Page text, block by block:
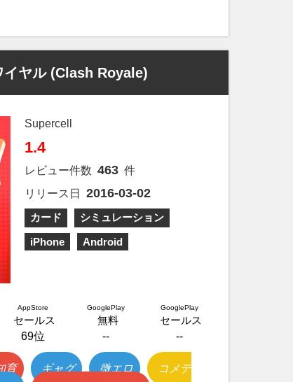
イヤル (Clash Royale)
Supercell
1.4
レビュー件数 463 件
リリース日
2016-03-02
カード シミュレーション
iPhone Android
AppStore
セールス
69位
GooglePlay
無料
--
GooglePlay
セールス
--
育 ギャグ 微エロ
コメデ